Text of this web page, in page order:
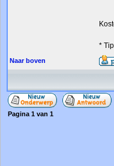
*
Naar boven
Pagina 1 van 1